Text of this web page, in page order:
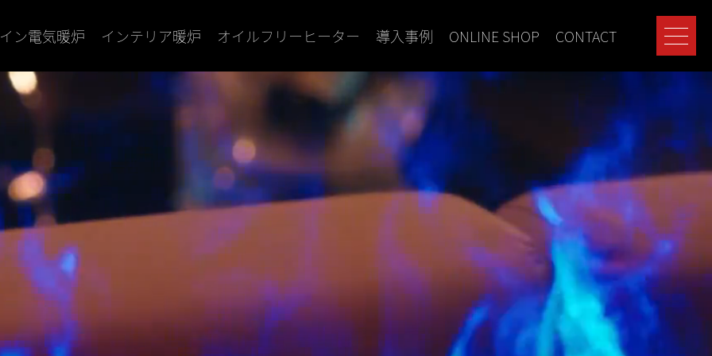
ン電気暖炉 インテリア暖炉 オイルフリーヒーター 導入事例 ONLINE SHOP CONTACT